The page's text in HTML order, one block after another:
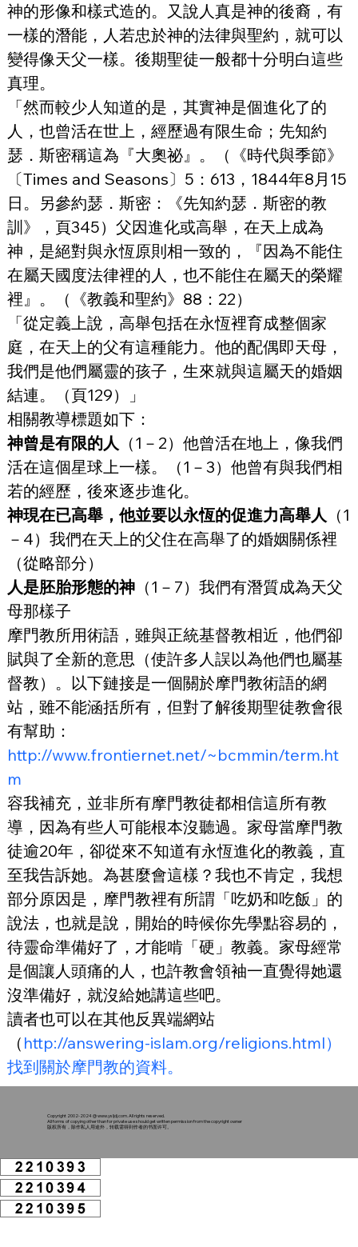
神的形像和樣式造的。又說人真是神的後裔，有
一樣的潛能，人若忠於神的法律與聖約，就可以
變得像天父一樣。後期聖徒一般都十分明白這些
真理。
「然而較少人知道的是，其實神是個進化了的
人，也曾活在世上，經歷過有限生命；先知約
瑟．斯密稱這為『大奧祕』。（《時代與季節》
〔Times and Seasons〕5：613，1844年8月15
日。另參約瑟．斯密：《先知約瑟．斯密的教
訓》，頁345）父因進化或高舉，在天上成為
神，是絕對與永恆原則相一致的，『因為不能住
在屬天國度法律裡的人，也不能住在屬天的榮耀
裡』。（《教義和聖約》88：22）
「從定義上說，高舉包括在永恆裡育成整個家
庭，在天上的父有這種能力。他的配偶即天母，
我們是他們屬靈的孩子，生來就與這屬天的婚姻
結連。（頁129）」
相關教導標題如下：
神曾是有限的人 （1－2）他曾活在地上，像我們
活在這個星球上一樣。（1－3）他曾有與我們相
若的經歷，後來逐步進化。
神現在已高舉，他並要以永恆的促進力高舉人 （1
－4）我們在天上的父住在高舉了的婚姻關係裡
（從略部分）
人是胚胎形態的神（1－7）我們有潛質成為天父
母那樣子
摩門教所用術語，雖與正統基督教相近，他們卻
賦與了全新的意思（使許多人誤以為他們也屬基
督教）。以下鏈接是一個關於摩門教術語的網
站，雖不能涵括所有，但對了解後期聖徒教會很
有幫助：
http://www.frontiernet.net/~bcmmin/term.ht
m
容我補充，並非所有摩門教徒都相信這所有教
導，因為有些人可能根本沒聽過。家母當摩門教
徒逾20年，卻從來不知道有永恆進化的教義，直
至我告訴她。為甚麼會這樣？我也不肯定，我想
部分原因是，摩門教裡有所謂「吃奶和吃飯」的
說法，也就是說，開始的時候你先學點容易的，
待靈命準備好了，才能啃「硬」教義。家母經常
是個讓人頭痛的人，也許教會領袖一直覺得她還
沒準備好，就沒給她講這些吧。
讀者也可以在其他反異端網站
（ http://answering-islam.org/religions.html）
找到關於摩門教的資料。
Copyright 2002-2024 @www.ysljdj.com. All rights reserved.
All forms of copying other than for private use should get written permission from the copyright owner
版权所有，除作私人用途外，转载需得到作者的书面许可。